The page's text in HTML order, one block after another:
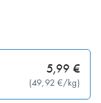
(49,92 €/kg)
5,99 €